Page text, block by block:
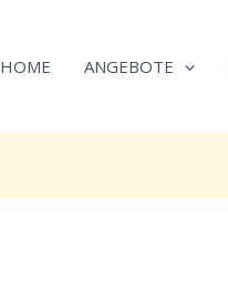
HOME ANGEBOTE